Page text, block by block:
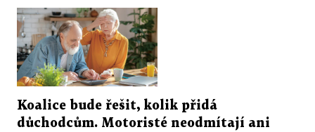
Koalice bude řešit, kolik přidá
důchodcům. Motoristé neodmítají ani